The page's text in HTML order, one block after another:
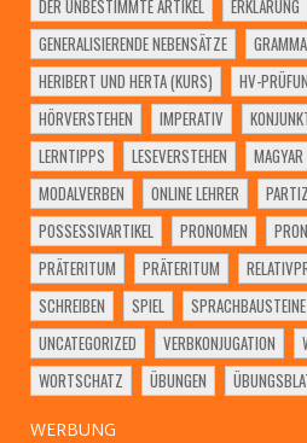
DER UNBESTIMMTE ARTIKEL
ERKLÄRUNG
GENERALISIERENDE NEBENSÄTZE
HERIBERT UND HERTA (KURS)
HV-
HÖRVERSTEHEN
IMPERATIV
LERNTIPPS
LESEVERSTEHEN
MODALVERBEN
ONLINE LEHRER
POSSESSIVARTIKEL
PRONOMEN
PRÄTERITUM
PRÄTERITUM
SCHREIBEN
SPIEL SPRACHBAUSTEINE
UNCATEGORIZED
VERBKONJUGATION
WORTSCHATZ
ÜBUNGEN
WERBUNG